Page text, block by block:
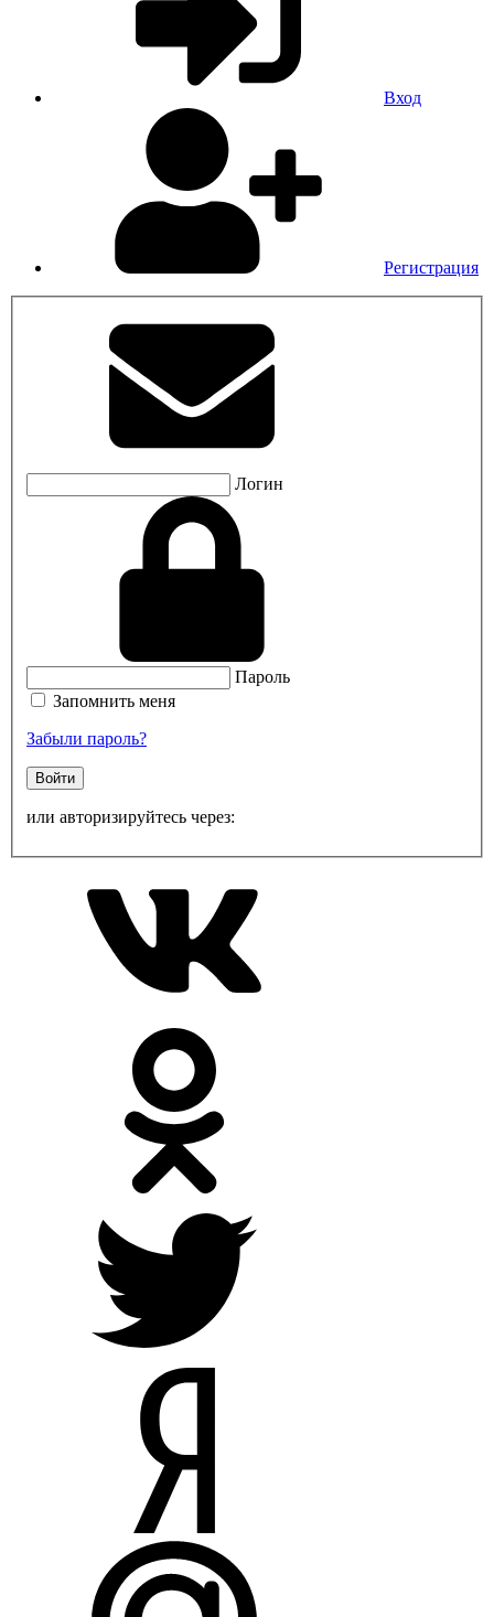
Вход
Регистрация
Логин
Пароль
Запомнить меня
Забыли пароль?
Войти
или авторизируйтесь через: